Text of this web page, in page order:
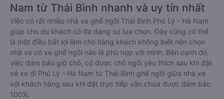
Nam từ Thái Bình nhanh và uy tín nhất
Việc có rất nhiều nhà xe ghế ngồi Thái Bình Phủ Lý - Hà Nam
giúp cho du khách có đa dạng sự lựa chọn. Đây cũng có thể
là một điều bất lợi làm cho hàng khách không biết nên chọn
nhà xe có xe ghế ngồi nào là phù hợp với mình. Bên cạnh đó,
việc đảm bảo giữ chỗ, có được chỗ ngồi yêu thích sau khi đặt
vé xe đi Phủ Lý - Hà Nam từ Thái Bình ghế ngồi giữa nhà xe
với khách hàng sau khi đặt trực tiếp vẫn chưa được đảm bảo
100%.